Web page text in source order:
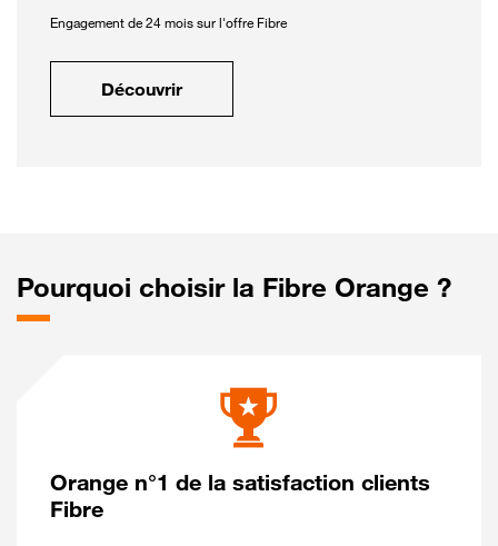
Engagement de 24 mois sur l'offre Fibre
Découvrir
Pourquoi choisir la Fibre Orange ?
Orange n°1 de la satisfaction clients
Fibre